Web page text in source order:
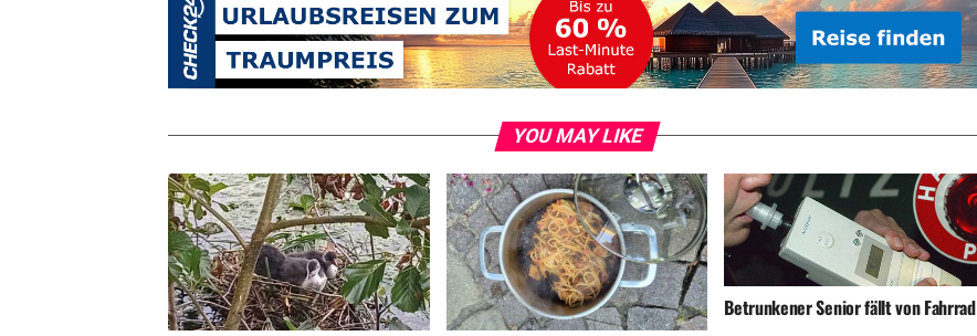
YOU MAY LIKE
Betrunkener Senior fällt von Fahrrad